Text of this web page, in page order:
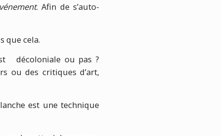
. Afin de s’auto-
que cela.
décoloniale ou pas ?
ou des critiques d’art,
est une technique